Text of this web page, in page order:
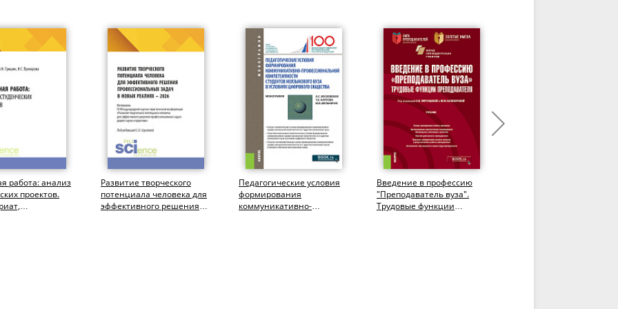
работа: анализ
проектов.
Развитие творческого
потенциала человека для
эффективного решения
Педагогические условия
формирования
коммуникативно-
Введение в профессию
"Преподаватель вуза".
Трудовые функции